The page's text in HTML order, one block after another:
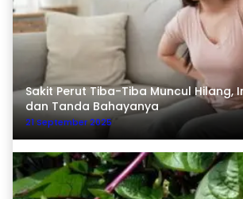
Sakit Perut Tiba-Tiba Muncul Hilang,
dan Tanda Bahayanya
21 September 2025